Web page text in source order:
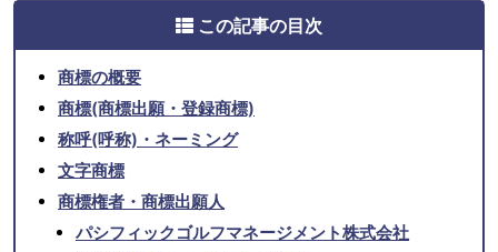
この記事の目次
商標の概要
商標(商標出願・登録商標)
称呼(呼称)・ネーミング
文字商標
商標権者・商標出願人
パシフィックゴルフマネージメント株式会社